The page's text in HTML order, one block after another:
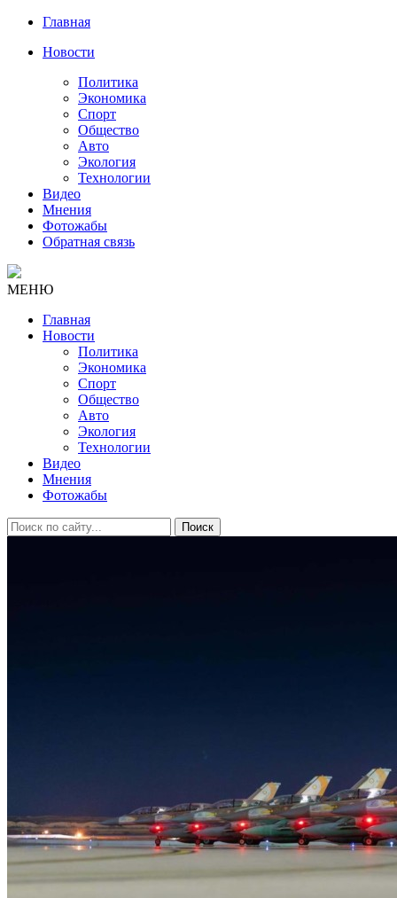
Главная
Новости
Политика
Экономика
Спорт
Общество
Авто
Экология
Технологии
Видео
Мнения
Фотожабы
Обратная связь
МЕНЮ
Главная
Новости
Политика
Экономика
Спорт
Общество
Авто
Экология
Технологии
Видео
Мнения
Фотожабы
Поиск